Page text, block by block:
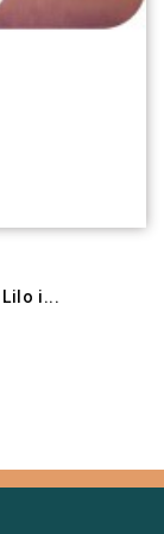
Lilo i...